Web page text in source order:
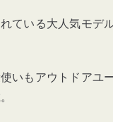
ている大人気モデ
いもアウトドアユ